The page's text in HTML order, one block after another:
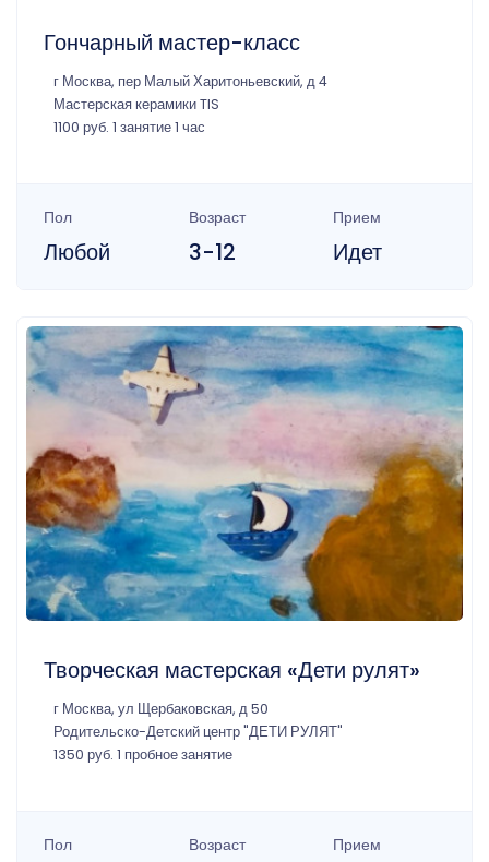
Гончарный мастер-класс
г Москва, пер Малый Харитоньевский, д 4
Мастерская керамики TIS
1100 руб. 1 занятие 1 час
Пол
Любой
Возраст
3-12
Прием
Идет
Творческая мастерская «Дети рулят»
г Москва, ул Щербаковская, д 50
Родительско-Детский центр "ДЕТИ РУЛЯТ"
1350 руб. 1 пробное занятие
Пол Возраст Прием